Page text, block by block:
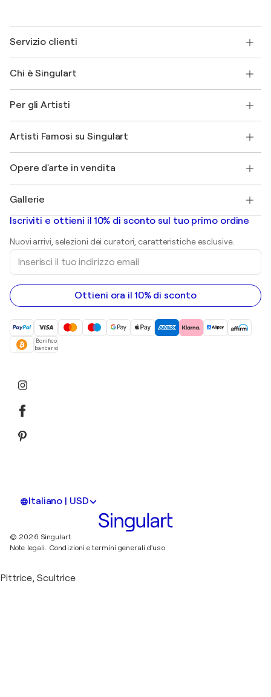
Servizio clienti
Spedizione
Offri una carta regalo
Partecipa al nostro programma commerciale
Il mio account
Protezione acquirente
+39 694500608
Chi è Singulart
FAQ
Magazine di Singulart
Lavori
Scopri arte originale selezionata
Per gli Artisti
Accedi come Artista
Artisti Famosi su Singulart
Marc Chagall
Banksy
Mr. Brainwash
Shepard Fairey
Opere d'arte in vendita
Quadri astratti in vendita
Dipinti di paesaggi
sculture
Dipinti acrilici
Gallerie
Gallerie d’arte in Italia
Iscriviti e ottieni il 10% di sconto sul tuo primo ordine
Nuovi arrivi, selezioni dei curatori, caratteristiche esclusive.
Inserisci
tuo
indirizzo
email
Ottieni ora il 10% di sconto
Bonifico
bancario
Italiano | USD
© 2026 Singulart
Note legali. Condizioni e termini generali d'uso
Pittrice, Scultrice